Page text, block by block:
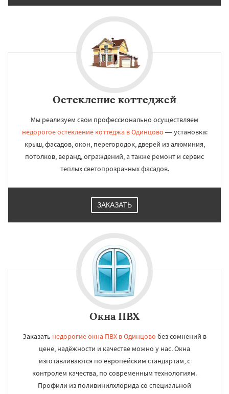
Остекление коттеджей
Мы реализуем свои профессионально осуществляем
недорогое остекление коттеджа в Одинцово — установка:
крыш, фасадов, окон, перегородок, дверей из алюминия,
потолков, веранд, ограждений, а также ремонт и сервис
теплых светопрозрачных фасадов.
ЗАКАЗАТЬ
Окна ПВХ
Заказать недорогие окна ПВХ в Одинцово без сомнений в
цене, надёжности и качестве можно у нас. Окна
изготавливаются по европейским стандартам, с
контролем качества, по современным технологиям.
Профили из поливинилхлорида со специальной